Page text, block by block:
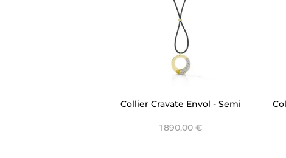
Collier Cravate Envol - Semi
1 890,00 €